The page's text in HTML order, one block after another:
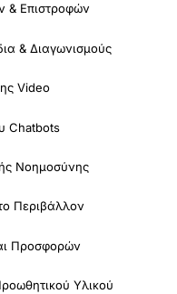
& Επιστροφών
& Διαγωνισμούς
Video
Chatbots
Νοημοσύνης
Περιβάλλον
Προσφορών
Υλικού